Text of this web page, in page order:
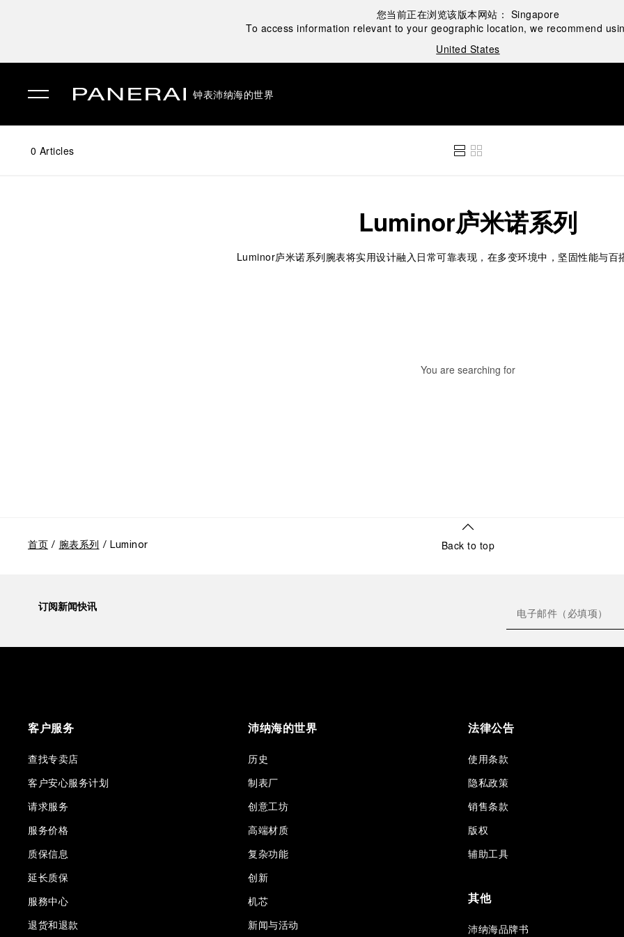
您当前正在浏览该版本网站： Singapore
To access information relevant to your geographic location, we recommend
United States
钟表沛纳海的世界
0 Articles
Luminor庐米诺系列
Luminor庐米诺系列腕表将实用设计融入日常可靠表现，在多变环境中，坚固性能与百
You are searching for
首页 腕表系列 Luminor Back to top
订阅新闻快讯
客户服务
查找专卖店
客户安心服务计划
请求服务
服务价格
质保信息
延长质保
服務中心
退货和退款
沛纳海的世界
历史
制表厂
创意工坊
高端材质
复杂功能
创新
机芯
新闻与活动
法律公告
使用条款
隐私政策
销售条款
版权
辅助工具
其他
沛纳海品牌书